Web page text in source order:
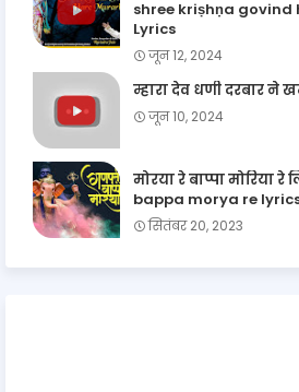
shree kriṣhṇa
Lyrics
जून 12, 2024
म्हारा देव धणी दरबार ने
जून 10, 2024
मोरया रे बाप्पा मोरिया
bappa morya re
सितंबर 20, 2023